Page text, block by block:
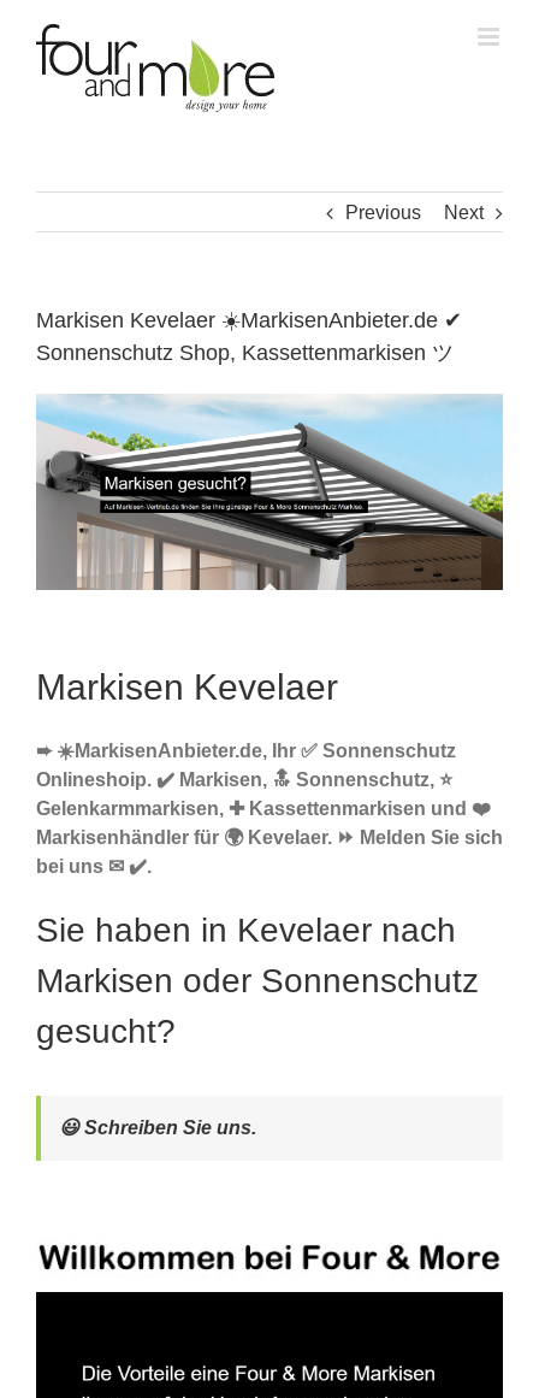
content
Previous Next
Markisen Kevelaer ☀️MarkisenAnbieter.de ✔
Sonnenschutz Shop, Kassettenmarkisen ツ
Markisen Kevelaer
➨ ☀️MarkisenAnbieter.de, Ihr ✅ Sonnenschutz
Onlineshoip. ✔️ Markisen, 🔝 Sonnenschutz, ⭐
Gelenkarmmarkisen, ✚ Kassettenmarkisen und ❤️
Markisenhändler für 🌍 Kevelaer. ⏩ Melden Sie sich
bei uns ✉ ✔️.
Sie haben in Kevelaer nach
Markisen oder Sonnenschutz
gesucht?
😃 Schreiben Sie uns.